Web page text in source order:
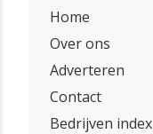
Home
Over ons
Adverteren
Contact
Bedrijven index